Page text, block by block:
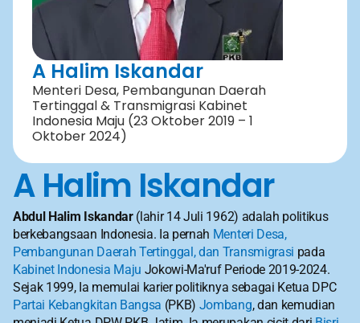
A Halim Iskandar
Menteri Desa, Pembangunan Daerah
Tertinggal & Transmigrasi Kabinet
Indonesia Maju (23 Oktober 2019 – 1
Oktober 2024)
A Halim Iskandar
Abdul Halim Iskandar (lahir 14 Juli 1962) adalah politikus
berkebangsaan Indonesia. Ia pernah Menteri Desa,
Pembangunan Daerah Tertinggal, dan Transmigrasi
Kabinet Indonesia Maju Jokowi-Ma'ruf Periode 2019-2024.
Sejak 1999, Ia memulai karier politiknya sebagai Ketua DPC
Partai Kebangkitan Bangsa (PKB) Jombang, dan kemudian